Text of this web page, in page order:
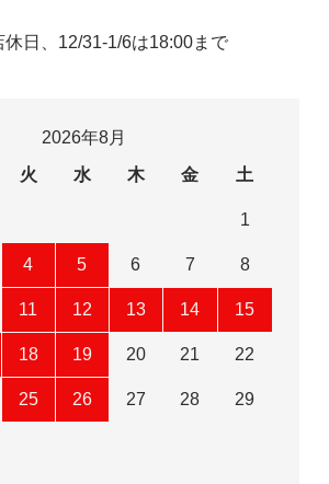
日、12/31-1/6は18:00まで
2026年8月
火 水 木 金 土
1
4 5 6 7 8
11 12 13 14 15
18 19 20 21 22
25 26 27 28 29